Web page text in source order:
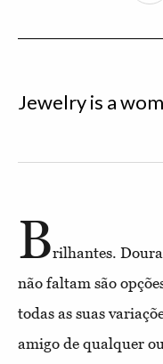
Jewelry is a
Brilhantes.
não faltam são
todas as suas
amigo de qualquer